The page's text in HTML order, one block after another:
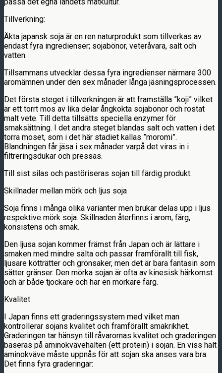
Tillverkning:
Äkta japansk soja är en ren naturprodukt som tillverkas av
endast fyra ingredienser; sojabönor, veteråvara, salt och
vatten.
Tillsammans utvecklar dessa fyra ingredienser närmare 300
aromämnen under den sex månader långa jäsningsprocessen.
Det första steget i tillverkningen är att framställa ”koji” vilket
är ett torrt mos av lika delar ångkokta sojabönor och rostat
malt vete. Till detta tillsätts speciella enzymer för
smaksättning. I det andra steget blandas salt och vatten i det
torra moset, som i det här stadiet kallas ”moromi”.
Blandningen får jäsa i sex månader varpå det viras in i
filtreringsdukar och pressas.
Till sist silas och pastöriseras sojan till färdig produkt.
Skillnader mellan mörk och ljus soja
Soja finns i många olika varianter men brukar delas upp i ljus
respektive mörk soja. Skillnaden återfinns i arom, färg,
konsistens och smak.
Den ljusa sojan kommer främst från Japan och är lättare i
smaken med mindre sälta och passar framförallt till fisk,
ljusare kötträtter och grönsaker, men det är bara fantasin som
sätter gränser. Den mörka sojan är ofta av kinesisk härkomst
och är både tjockare och har en mörkare färg.
Kvalitet
I Japan finns ett graderingssystem med vilket man
kontrollerar sojans kvalitet och framförallt smakrikhet.
Graderingen tar hänsyn till råvarornas kvalitet och graderingen
baseras på aminokvävehalten (ett protein) i sojan. En viss halt
aminokväve måste uppnås för att sojan ska anses vara bra.
Det finns fyra graderingar: